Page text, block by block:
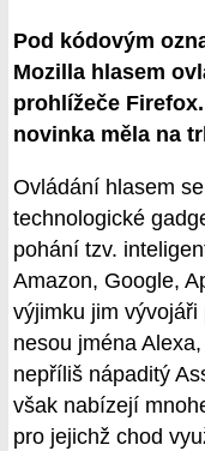
Pod kódovým
Mozilla hlasem
prohlížeče
novinka měla na
Ovládání hlasem
technologické
pohání tzv.
Amazon, Google,
výjimku jim
nesou jména
nepříliš nápaditý
však nabízejí
pro jejichž chod